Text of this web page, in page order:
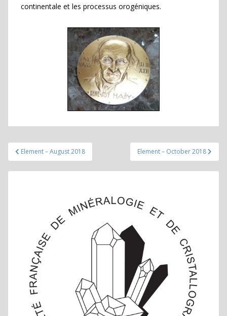
continentale et les processus orogéniques.
Navigation
de
l’article
Element – August 2018 Element – October 2018